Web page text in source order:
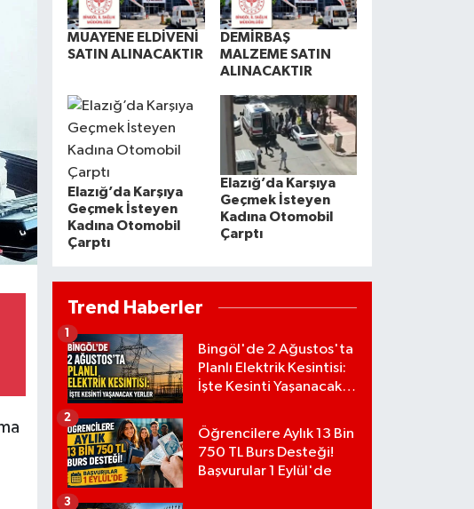
MUAYENE ELDİVENİ
SATIN ALINACAKTIR
DEMİRBAŞ
MALZEME SATIN
ALINACAKTIR
Elazığ’da Karşıya
Geçmek İsteyen
Kadına Otomobil
Çarptı
Elazığ’da Karşıya
Geçmek İsteyen
Kadına Otomobil
Çarptı
Trend Haberler
Bingöl'de 2 Ağustos'ta
Planlı Elektrik Kesintisi:
İşte Kesinti Yaşanacak
1
Öğrencilere Aylık 13 Bin
750 TL Burs Desteği!
Başvurular 1 Eylül'de
2
3